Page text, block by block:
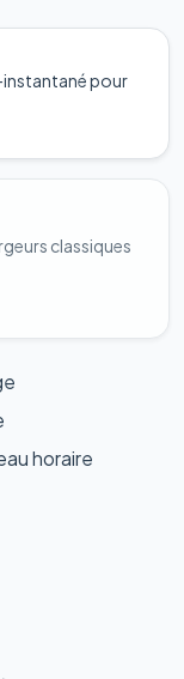
instantané pour
classiques
horaire